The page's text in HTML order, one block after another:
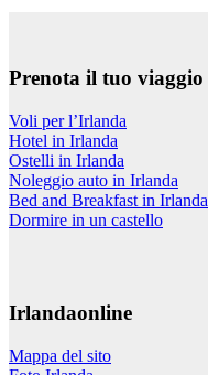
Prenota il tuo viaggio
Voli per l’Irlanda
Hotel in Irlanda
Ostelli in Irlanda
Noleggio auto in Irlanda
Bed and Breakfast in Irlanda
Dormire in un castello
Irlandaonline
Mappa del sito